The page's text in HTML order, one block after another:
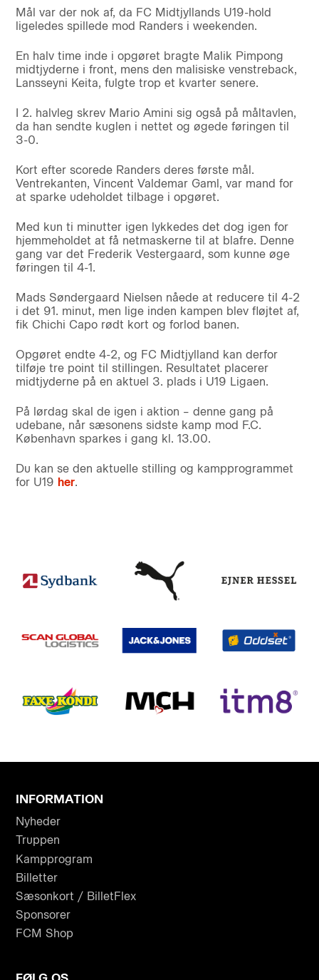
Mål var der nok af, da FC Midtjyllands U19-hold
ligeledes spillede mod Randers i weekenden.
En halv time inde i opgøret bragte Malik Pimpong
midtjyderne i front, mens den malisiske venstreback,
Lansseyni Keita, fulgte trop et kvarter senere.
I 2. halvleg skrev Mario Amini sig også på måltavlen,
da han sendte kuglen i nettet og øgede føringen til
3-0.
Kort efter scorede Randers deres første mål.
Ventrekanten, Vincent Valdemar Gaml, var mand for
at sparke udeholdet tilbage i opgøret.
Med kun ti minutter igen lykkedes det dog igen for
hjemmeholdet at få netmaskerne til at blafre. Denne
gang var det Frederik Vestergaard, som kunne øge
føringen til 4-1.
Mads Søndergaard Nielsen nåede at reducere til 4-2
i det 91. minut, men lige inden kampen blev fløjtet af,
fik Chichi Capo rødt kort og forlod banen.
Opgøret endte 4-2, og FC Midtjylland kan derfor
tilføje tre point til stillingen. Resultatet placerer
midtjyderne på en aktuel 3. plads i U19 Ligaen.
På lørdag skal de igen i aktion – denne gang på
udebane, når sæsonens sidste kamp mod F.C.
København sparkes i gang kl. 13.00.
Du kan se den aktuelle stilling og kampprogrammet
for U19 her.
INFORMATION
Nyheder
Truppen
Kampprogram
Billetter
Sæsonkort / BilletFlex
Sponsorer
FCM Shop